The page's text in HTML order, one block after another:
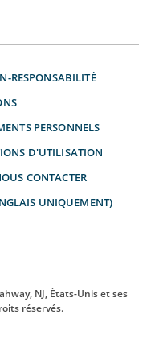
RESPONSABILITÉ
PERSONNELS
D'UTILISATION
CONTACTER
UNIQUEMENT)
NJ, États-Unis et ses
réservés.